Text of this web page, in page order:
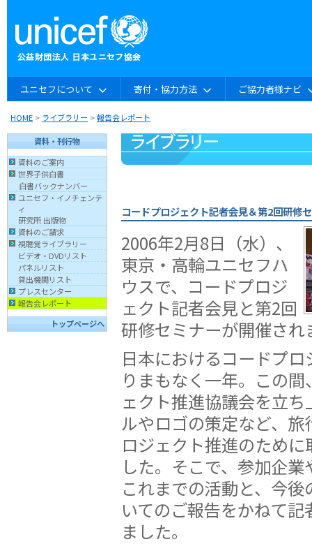
ユニセフについて 寄付・協力方法 ご協力者様ナビ
HOME > ライブラリー >報告会レポート
資料・刊行物
資料のご案内
世界子供白書
白書バックナンバー
ユニセフ・イノチェンテ
ィ
研究所 出版物
資料のご請求
視聴覚ライブラリー
ビデオ・DVDリスト
パネルリスト
貸出機関リスト
プレスセンター
報告会レポート
トップページへ
コードプロジェクト記者会見＆第2回研
2006年2月8日（水）、
東京・高輪ユニセフハ
ウスで、コードプロジ
ェクト記者会見と第2回
研修セミナーが開催され
日本におけるコードプ
りまもなく一年。この
ェクト推進協議会を立
ルやロゴの策定など、
ロジェクト推進のため
した。そこで、参加企
これまでの活動と、今
いてのご報告をかねて
ました。